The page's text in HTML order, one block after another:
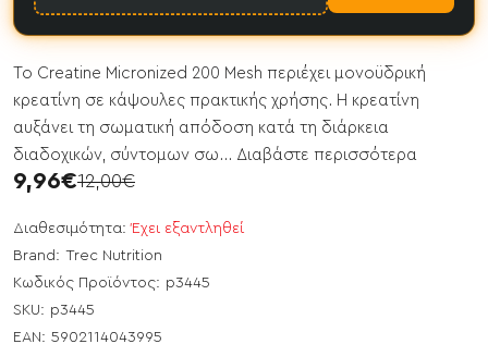
Διαθεσιμότητα: Έχει εξαντληθεί
Brand: Trec Nutrition
Κωδικός Προϊόντος: p3445
SKU: p3445
EAN: 5902114043995
9,96€12,00€
Το Creatine Micronized 200 Mesh περιέχει μονοϋδρική
κρεατίνη σε κάψουλες πρακτικής χρήσης. Η κρεατίνη
αυξάνει τη σωματική απόδοση κατά τη διάρκεια
διαδοχικών, σύντομων σω... Διαβάστε περισσότερα